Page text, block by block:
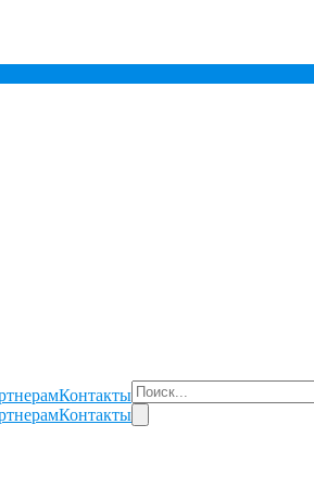
Контакты
Контакты